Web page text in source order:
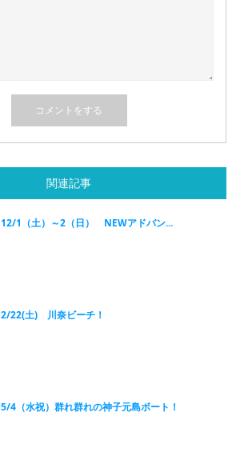
関連記事
12/1（土）～2（日） NEWアドバン...
2/22(土) 川奈ビーチ！
5/4（水祝）群れ群れの神子元島ボート！